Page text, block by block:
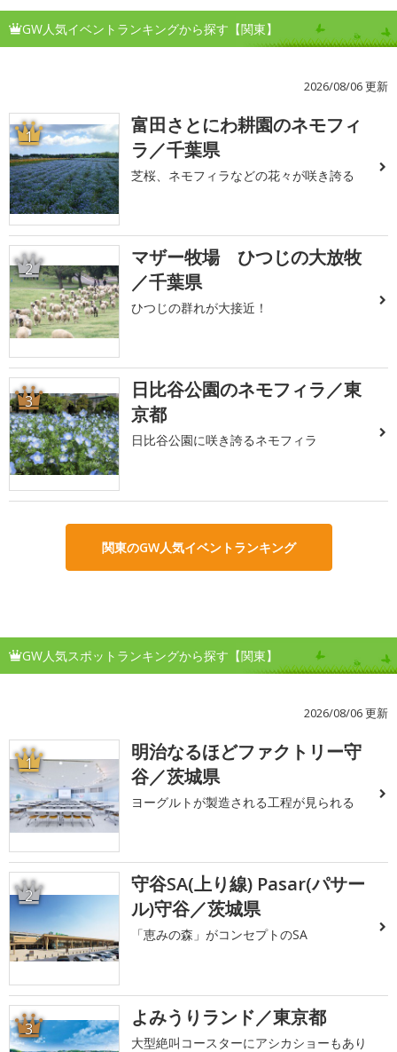
GW人気イベントランキングから探す【関東】
2026/08/06 更新
1
富田さとにわ耕園のネモフィ
ラ／千葉県
芝桜、ネモフィラなどの花々が咲き誇る
2
マザー牧場 ひつじの大放牧
／千葉県
ひつじの群れが大接近！
3
日比谷公園のネモフィラ／東
京都
日比谷公園に咲き誇るネモフィラ
関東のGW人気イベントランキング
GW人気スポットランキングから探す【関東】
2026/08/06 更新
1
明治なるほどファクトリー守
谷／茨城県
ヨーグルトが製造される工程が見られる
2
守谷SA(上り線) Pasar(パサー
ル)守谷／茨城県
「恵みの森」がコンセプトのSA
3 よみうりランド／東京都
大型絶叫コースターにアシカショーもあり